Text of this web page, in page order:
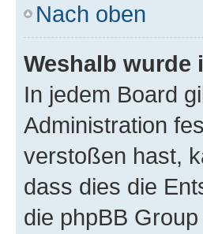
Nach oben
Weshalb wurde
In jedem Board
Administration
verstoßen hast,
dass dies die
die phpBB